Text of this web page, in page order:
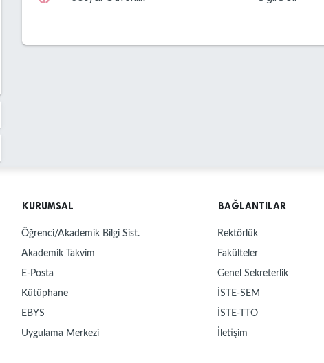
KURUMSAL
Öğrenci/Akademik Bilgi Sist.
Akademik Takvim
E-Posta
Kütüphane
EBYS
Uygulama Merkezi
BAĞLANTILAR
Rektörlük
Fakülteler
Genel Sekreterlik
İSTE-SEM
İSTE-TTO
İletişim